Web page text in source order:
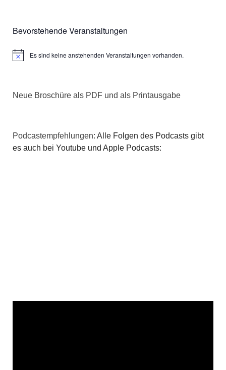
Bevorstehende Veranstaltungen
HinweisEs sind keine anstehenden Veranstaltungen vorhanden.
Neue Broschüre als PDF und als Printausgabe
Podcastempfehlungen: Alle Folgen des Podcasts gibt
es auch bei Youtube und Apple Podcasts: